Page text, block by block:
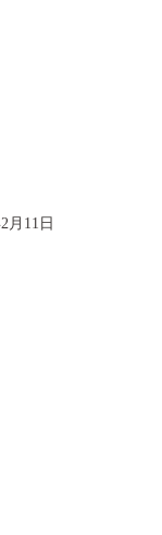
月11日